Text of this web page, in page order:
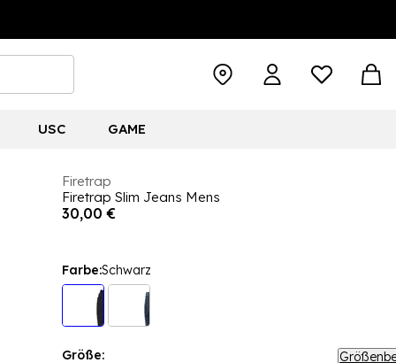
USC GAME
Firetrap
Firetrap Slim Jeans Mens
30,00 €
Farbe:Schwarz
Größe: